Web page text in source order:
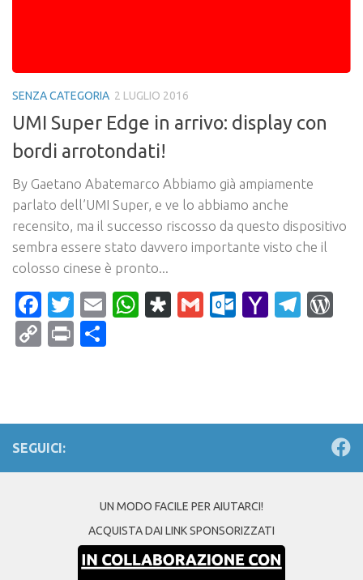
SENZA CATEGORIA 2 LUGLIO 2016
UMI Super Edge in arrivo: display con
bordi arrotondati!
By Gaetano Abatemarco Abbiamo già ampiamente
parlato dell’UMI Super, e ve lo abbiamo anche
recensito, ma il successo riscosso da questo dispositivo
sembra essere stato davvero importante visto che il
colosso cinese è pronto...
Facebook
Twitter
EmailWhatsApp
Diaspora
Gmail Yahoo
CopyPrint
SEGUICI:
UN MODO FACILE PER AIUTARCI!
ACQUISTA DAI LINK SPONSORIZZATI